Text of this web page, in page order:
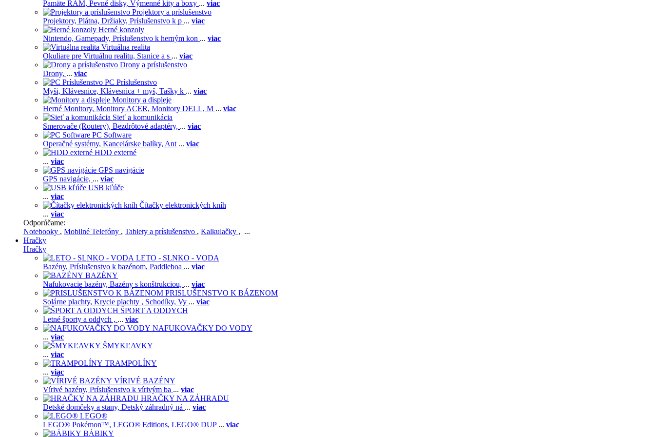
Pamäte RAM, Pevné disky, Výmenné kity a boxy ... viac
Projektory a príslušenstvo
Projektory, Plátna, Držiaky, Príslušenstvo k p ... viac
Herné konzoly
Nintendo, Gamepady, Príslušenstvo k herným kon ... viac
Virtuálna realita
Okuliare pre Virtuálnu realitu, Stanice a s ... viac
Drony a príslušenstvo
Drony, ... viac
PC Príslušenstvo
Myši, Klávesnice, Klávesnica + myš, Tašky k ... viac
Monitory a displeje
Herné Monitory, Monitory ACER, Monitory DELL, M ... viac
Sieť a komunikácia
Smerovače (Routery), Bezdrôtové adaptéry, ... viac
PC Software
Operačné systémy, Kancelárske balíky, Ant ... viac
HDD externé
... viac
GPS navigácie
GPS navigácie, ... viac
USB kľúče
... viac
Čítačky elektronických kníh
... viac
Odporúčame:
Notebooky , Mobilné Telefóny , Tablety a príslušenstvo , Kalkulačky , ...
Hračky
Hračky
LETO - SLNKO - VODA
Bazény, Príslušenstvo k bazénom, Paddleboa ... viac
BAZÉNY
Nafukovacie bazény, Bazény s konštrukciou, ... viac
PRISLUŠENSTVO K BÁZENOM
Solárne plachty, Krycie plachty , Schodíky, Vy ... viac
ŠPORT A ODDYCH
Letné športy a oddych , ... viac
NAFUKOVAČKY DO VODY
... viac
ŠMYKĽAVKY
... viac
TRAMPOLÍNY
... viac
VÍRIVÉ BAZÉNY
Vírivé bazény, Príslušenstvo k vírivým ba ... viac
HRAČKY NA ZÁHRADU
Detské domčeky a stany, Detský záhradný ná ... viac
LEGO®
LEGO® Pokémon™, LEGO® Editions, LEGO® DUP ... viac
BÁBIKY